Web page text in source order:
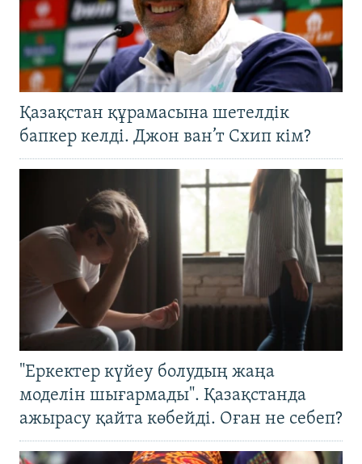
Қазақстан құрамасына шетелдік
бапкер келді. Джон ван’т Схип кім?
"Еркектер күйеу болудың жаңа
моделін шығармады". Қазақстанда
ажырасу қайта көбейді. Оған не себеп?